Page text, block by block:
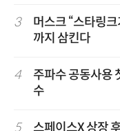
3
머스크 “스타링
까지 삼킨다
4
주파수 공동사용
수
5
스페이스X 상장